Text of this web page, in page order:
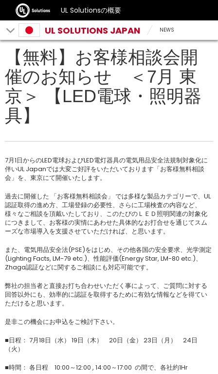
UL Solutionsの概要
UL SOLUTIONS JAPAN NEWS
【無料】お客様相談会開
催のお知らせ ＜7月 東
京＞ 【LED電球・照明器
具】
7月1日からのLED電球およびLED電灯器具の電気用品安全法規制対象化に
伴いUL Japanでは大変ご好評をいただいております「お客様無料相談
会」を、東京にて開催いたします。
過去に開催した 「お客様無料相談会」 では多様な製品カテゴリーで、UL
認証取得の進め方、工場登録の必要性、さらに工場検査の内容など、
様々なご相談を頂戴いたしており、このたびのＬＥＤ照明関連の対象化
につきまして、お客様の実情にあわせた具体的なお打合せを通じてスム
ーズな市場導入を支援させていただければ、と思います。
また、電気用品安全法(PSE)をはじめ、その他各国の安全要求、光学測定
(Lighting Facts, LM-79 etc.)、性能評価(Energy Star, LM-80 etc.)、
Zhaga認証などに関するご相談にも対応可能です。
弊社の担当者と直接お打ち合わせいただく事によって、ご質問に対する
回答以外にも、効率的に認証を取得するために有効な情報などを得てい
ただけると思います。
是非この機会にお申込をご検討下さい。
■日程： 7月18日（水） 19日（木） 20日（金） 23日（月） 24日
（火）
■時間： 各日程 10:00～12:00 , 14:00～17:00 の間で、各社約1Hr